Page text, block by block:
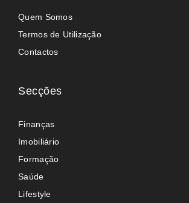
Quem Somos
Termos de Utilização
Contactos
Secções
Finanças
Imobiliário
Formação
Saúde
Lifestyle